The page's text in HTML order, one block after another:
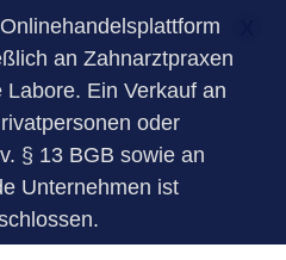
an Zahnarztpraxen
Ein Verkauf an
oder
§ 13 BGB sowie an
Unternehmen ist